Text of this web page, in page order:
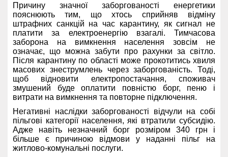
Причину значної заборгованості енергетики
пояснюють тим, що хтось сприйняв відміну
штрафних санкцій на час карантину, як сигнал не
платити за електроенергію взагалі. Тимчасова
заборона на вимкнення населення зовсім не
означає, що можна забути про рахунки за світло.
Після карантину по області може прокотитись хвиля
масових знеструмлень через заборгованість. Тоді,
щоб відновити електропостачання, споживач
змушений буде оплатити повністю борг, пеню і
витрати на вимкнення та повторне підключення.
Негативні наслідки заборгованості відчули на собі
пільгові категорії населення, які втратили субсидію.
Адже навіть незначний борг розміром 340 грн і
більше є причиною відмови у наданні пільг на
житлово-комунальні послуги.